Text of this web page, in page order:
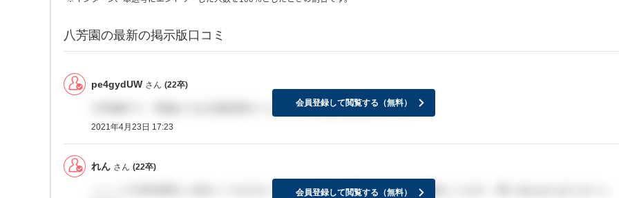
八芳園の最新の掲示版口コミ
pe4gydUW さん (22卒)
今準備中で、準備ができ次第採用ホームページに公開するらしいです
2021年4月23日 17:23
会員登録して閲覧する（無料）
れん さん (22卒)
ここって22卒採用もう終わってますか？？？？永遠に21卒しか出てこず混乱してます。問い合わせたほうがいい
会員登録して閲覧する（無料）